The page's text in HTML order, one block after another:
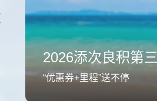
2026添次良积第
“优惠券+里程”送不停